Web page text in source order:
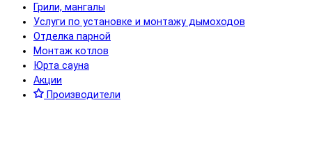
Грили, мангалы
Услуги по установке и монтажу дымоходов
Отделка парной
Монтаж котлов
Юрта сауна
Акции
Производители